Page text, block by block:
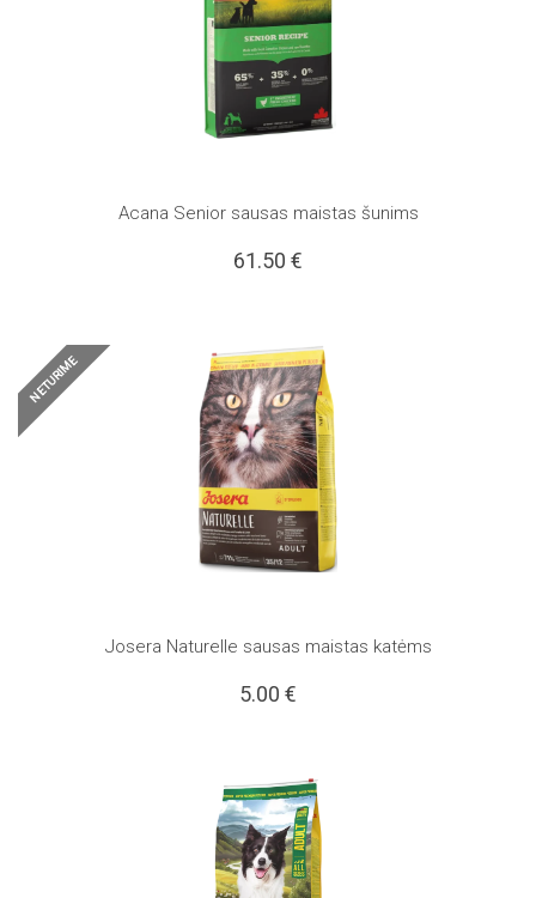
Acana Senior sausas maistas šunims
61.50 €
NETURIME
Josera Naturelle sausas maistas katėms
5.00 €